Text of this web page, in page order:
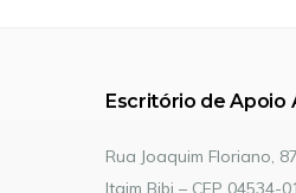
Escritório de Apoio
Rua Joaquim Floriano,
Itaim Bibi – CEP 04534-